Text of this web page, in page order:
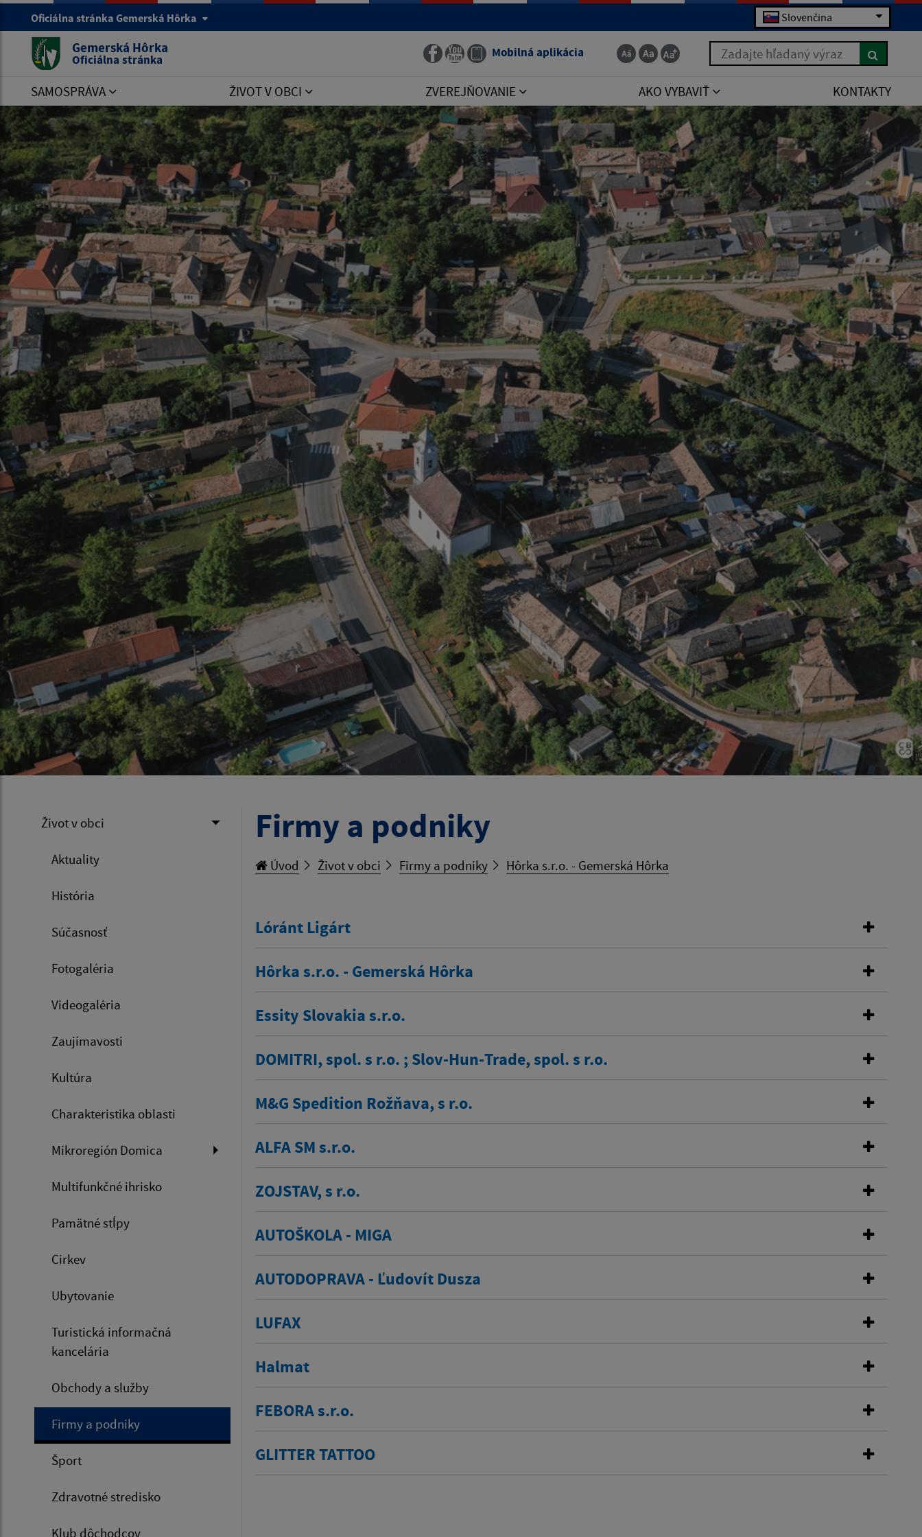
Oficiálna stránka Gemerská Hôrka Slovenčina
Gemerská Hôrka
Oficiálna stránka Mobilná aplikácia Zadajte hľadaný výraz
SAMOSPRÁVA ŽIVOT V OBCI ZVEREJŇOVANIE AKO VYBAVIŤ KONTAKTY
Život v obci
Aktuality
História
Súčasnosť
Fotogaléria
Videogaléria
Zaujímavosti
Kultúra
Charakteristika oblasti
Mikroregión Domica
Multifunkčné ihrisko
Pamätné stĺpy
Cirkev
Ubytovanie
Turistická informačná
kancelária
Obchody a služby
Firmy a podniky
Šport
Zdravotné stredisko
Klub dôchodcov
Firmy a podniky
Úvod Život v obci Firmy a podniky Hôrka s.r.o. - Gemerská Hôrka
Lóránt Ligárt
Hôrka s.r.o. - Gemerská Hôrka
Essity Slovakia s.r.o.
DOMITRI, spol. s r.o. ; Slov-Hun-Trade, spol. s r.o.
M&G Spedition Rožňava, s r.o.
ALFA SM s.r.o.
ZOJSTAV, s r.o.
AUTOŠKOLA - MIGA
AUTODOPRAVA - Ľudovít Dusza
LUFAX
Halmat
FEBORA s.r.o.
GLITTER TATTOO